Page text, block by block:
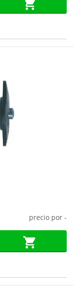
precio por -